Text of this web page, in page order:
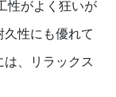
性がよく狂いが
性にも優れて
、リラックス